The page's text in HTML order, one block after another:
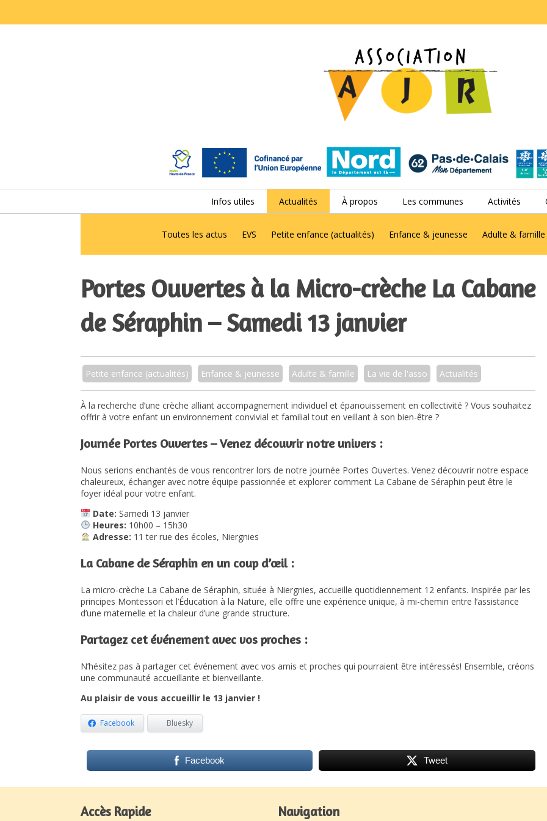
Infos utiles Actualités À propos Les communes Activités
Toutes les actus EVS Petite enfance (actualités) Enfance & jeunesse Adulte & famille
Portes Ouvertes à la Micro-crèche La Cabane
de Séraphin – Samedi 13 janvier
Petite enfance (actualités) Enfance & jeunesse Adulte & famille La vie de l'asso Actualités
À la recherche d’une crèche alliant accompagnement individuel et épanouissement en collectivité ? Vous souhaitez
offrir à votre enfant un environnement convivial et familial tout en veillant à son bien-être ?
Journée Portes Ouvertes – Venez découvrir notre univers :
Nous serions enchantés de vous rencontrer lors de notre journée Portes Ouvertes. Venez découvrir notre espace
chaleureux, échanger avec notre équipe passionnée et explorer comment La Cabane de Séraphin peut être le
foyer idéal pour votre enfant.
Date: Samedi 13 janvier
Heures: 10h00 – 15h30
Adresse: 11 ter rue des écoles, Niergnies
La Cabane de Séraphin en un coup d’œil :
La micro-crèche La Cabane de Séraphin, située à Niergnies, accueille quotidiennement 12 enfants. Inspirée par les
principes Montessori et l’Éducation à la Nature, elle offre une expérience unique, à mi-chemin entre l’assistance
d’une maternelle et la chaleur d’une grande structure.
Partagez cet événement avec vos proches :
N’hésitez pas à partager cet événement avec vos amis et proches qui pourraient être intéressés! Ensemble, créons
une communauté accueillante et bienveillante.
Au plaisir de vous accueillir le 13 janvier !
Facebook Bluesky
Facebook Tweet
Accès Rapide Navigation